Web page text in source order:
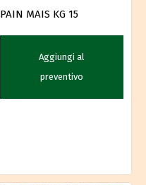
PAIN MAIS KG 15
Aggiungi al
preventivo